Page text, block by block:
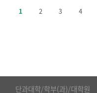
목,
1 2 3 4
단과대학/학부(과)/대학원
■인문대학